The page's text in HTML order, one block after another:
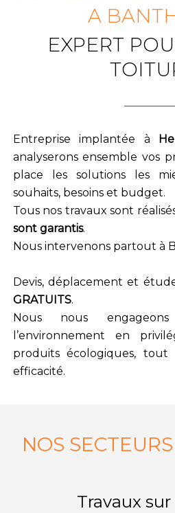
A
EXPERT
Entreprise implantée à
analyserons ensemble vos
place les solutions les
souhaits, besoins et budget.
Tous nos travaux sont
sont garantis.
Nous intervenons partout à
Devis, déplacement et
GRATUITS.
Nous nous
l’environnement en
produits écologiques,
efficacité.
NOS
Travaux